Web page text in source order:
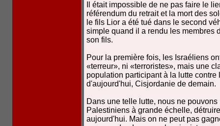
Il était impossible de ne pas faire le
référendum du retrait et la mort des
le fils Lior a été tué dans le second
simple quand il a rendu les membres
son fils.
Pour la première fois, les Israéliens
«terreur», ni «terroristes», mais une
population participant à la lutte
d'aujourd'hui, Cisjordanie de demain.
Dans une telle lutte, nous ne
Palestiniens à grande échelle,
aujourd'hui. Mais on ne peut pas